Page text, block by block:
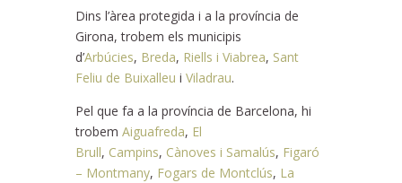
Dins l’àrea protegida i a la província de
Girona, trobem els municipis
d’Arbúcies, Breda, Riells i Viabrea, Sant
Feliu de Buixalleu i Viladrau.
Pel que fa a la província de Barcelona, hi
trobem Aiguafreda, El
Brull, Campins, Cànoves i Samalús, Figaró
– Montmany, Fogars de Montclús, La